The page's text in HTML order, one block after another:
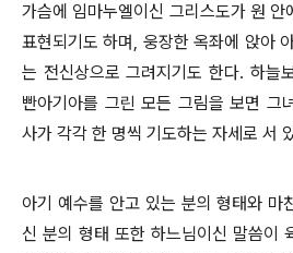
가슴에 임마누엘이신 그리스도가 원 안
표현되기도 하며, 웅장한 옥좌에 앉아
는 전신상으로 그려지기도 한다. 하늘
빤아기아를 그린 모든 그림을 보면 그
사가 각각 한 명씩 기도하는 자세로 서
아기 예수를 안고 있는 분의 형태와 마
신 분의 형태 또한 하느님이신 말씀이